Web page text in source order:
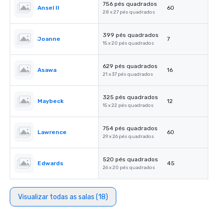
Ansel II
756 pés quadrados
28 x 27 pés quadrados
60
Joanne
399 pés quadrados
15 x 20 pés quadrados
7
Asawa
629 pés quadrados
21 x 37 pés quadrados
16
Maybeck
325 pés quadrados
15 x 22 pés quadrados
12
Lawrence
754 pés quadrados
29 x 26 pés quadrados
60
Edwards
520 pés quadrados
26 x 20 pés quadrados
45
Visualizar todas as salas (18)